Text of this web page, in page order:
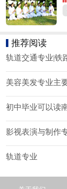
推荐阅读
轨道交通专业|铁
美容美发专业主
初中毕业可以读
影视表演与制作
轨道专业